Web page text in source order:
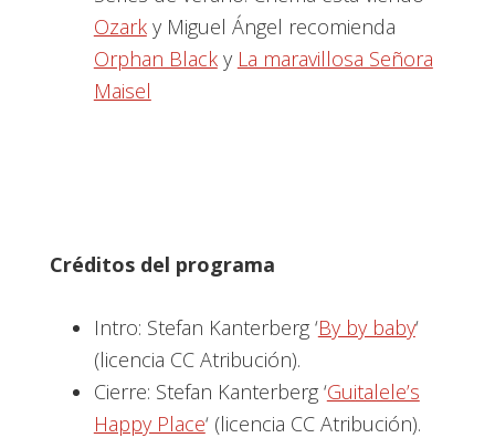
Ozarky Miguel Ángel recomienda
Orphan Blacky La maravillosa Señora
Maisel
Créditos del programa
Intro: Stefan Kanterberg ‘By by baby‘
(licencia CC Atribución).
Cierre: Stefan Kanterberg ‘Guitalele’s
Happy Place‘ (licencia CC Atribución).